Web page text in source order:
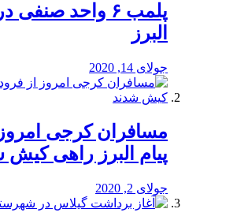
پلمب ۶ واحد
البرز
جولای 14, 2020
مسافران کرجی امروز
پیام البرز راهی کیش
جولای 2, 2020